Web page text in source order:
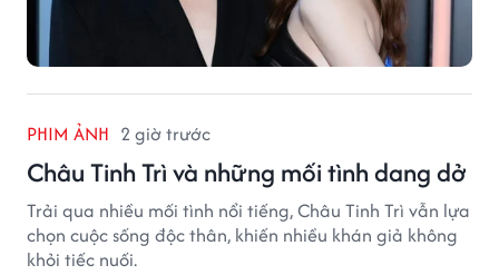
PHIM ẢNH 2 giờ trước
Châu Tinh Trì và những mối tình dang dở
Trải qua nhiều mối tình nổi tiếng, Châu Tinh Trì vẫn lựa
chọn cuộc sống độc thân, khiến nhiều khán giả không
khỏi tiếc nuối.